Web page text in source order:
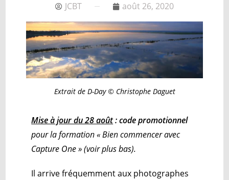
JCBT août 26, 2020
Extrait de D-Day © Christophe Daguet
Mise à jour du 28 août: code promotionnel
pour la formation « Bien commencer avec
Capture One » (voir plus bas).
Il arrive fréquemment aux photographes